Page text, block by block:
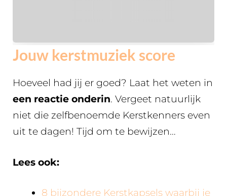
Jouw kerstmuziek score
Hoeveel had jij er goed? Laat het weten in
een reactie onderin. Vergeet natuurlijk
niet die zelfbenoemde Kerstkenners even
uit te dagen! Tijd om te bewijzen…
Lees ook:
8 bijzondere Kerstkapsels waarbij je